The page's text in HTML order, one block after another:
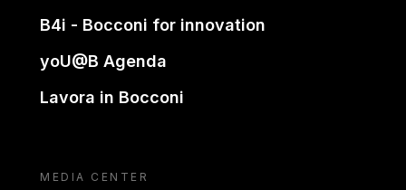
B4i - Bocconi for innovation
yoU@B Agenda
Lavora in Bocconi
MEDIA CENTER